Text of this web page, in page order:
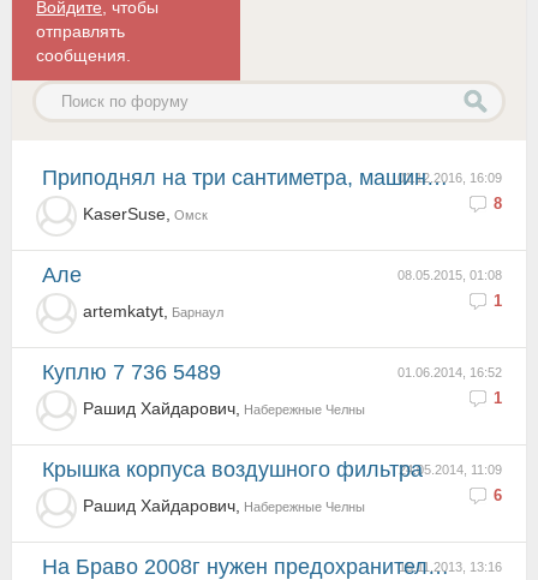
Войдите , чтобы
отправлять
сообщения.
01.12.2016, 16:09
8
Приподнял на три сантиметра, машина идеальной стала. Изготовление пружин под заказ, с заменой в 12 0...
KaserSuse, Омск
08.05.2015, 01:08
1
але
artemkatyt, Барнаул
01.06.2014, 16:52
1
Куплю 7 736 5489
Рашид Хайдарович, Набережные Челны
24.05.2014, 11:09
6
Крышка корпуса воздушного фильтра
Рашид Хайдарович, Набережные Челны
15.11.2013, 13:16
На Браво 2008г нужен предохранитель 70 А у плюсовой клеммы на АКБ два стоят где найти Пока проволок...